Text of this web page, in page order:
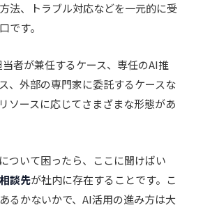
法、トラブル対応などを一元的に受
です。
者が兼任するケース、専任のAI推
、外部の専門家に委託するケースな
ソースに応じてさまざまな形態があ
ついて困ったら、ここに聞けばい
談先が社内に存在することです。こ
るかないかで、AI活用の進み方は大